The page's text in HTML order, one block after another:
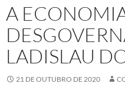
A
LADISLAU
21 DE OUTUBRO DE 2020